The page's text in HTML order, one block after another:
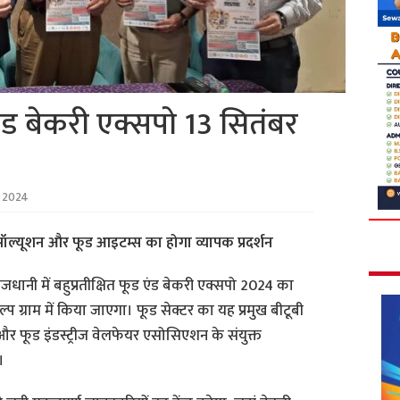
बेकरी एक्सपो 13 सितंबर
और फूड आइटम्स का होगा व्यापक प्रदर्शन
में बहुप्रतीक्षित फूड एंड बेकरी एक्सपो 2024 का
में किया जाएगा। फूड सेक्टर का यह प्रमुख बीटूबी
फूड इंडस्ट्रीज वेलफेयर एसोसिएशन के संयुक्त